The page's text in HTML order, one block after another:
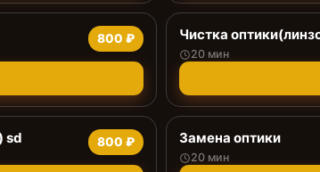
800 ₽ Чистка
20 мин
sd 800 ₽ Замена оптики
20 мин